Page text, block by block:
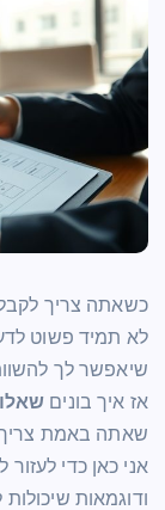
כשאתה צריך
לא תמיד פשוט
שיאפשר לך
אז איך בונים
שאתה באמת
אני כאן כדי
ודוגמאות